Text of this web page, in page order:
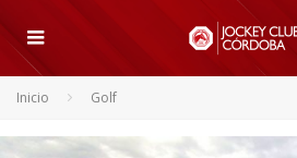
Inicio Golf